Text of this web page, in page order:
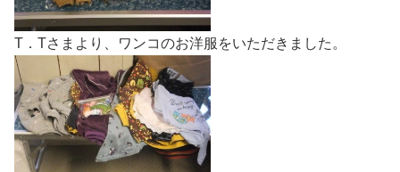
T．Tさまより、ワンコのお洋服をいただきました。